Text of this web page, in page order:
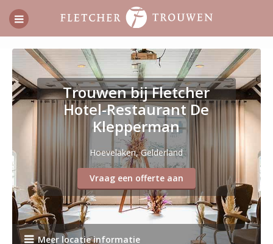
Trouwen bij Fletcher
Hotel-Restaurant De
Klepperman
Hoevelaken, Gelderland
Vraag een offerte aan
Meer locatie informatie